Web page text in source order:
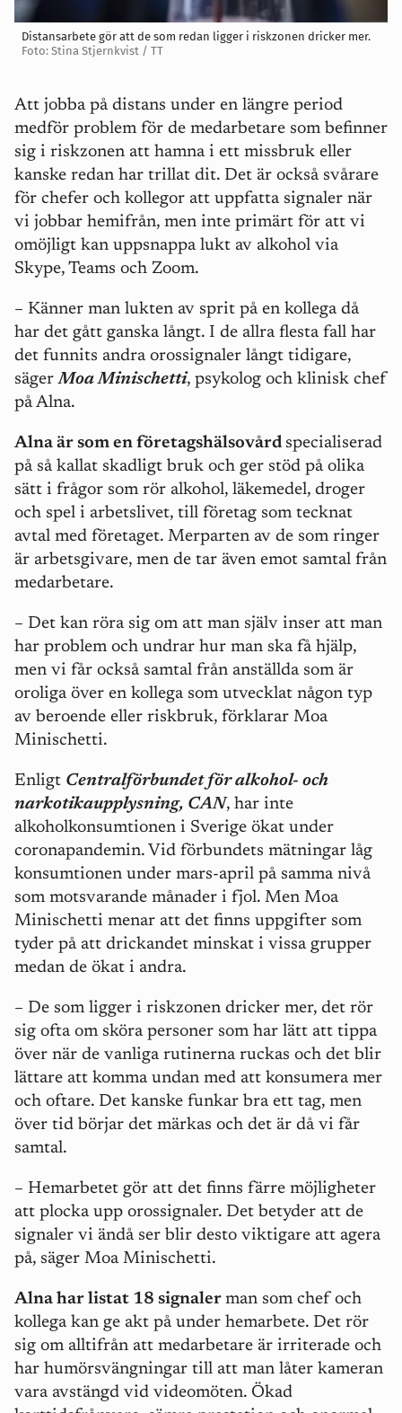
Distansarbete gör att de som redan ligger i riskzonen dricker mer.
Foto: Stina Stjernkvist / TT
Att jobba på distans under en längre period
medför problem för de medarbetare som befinner
sig i riskzonen att hamna i ett missbruk eller
kanske redan har trillat dit. Det är också svårare
för chefer och kollegor att uppfatta signaler när
vi jobbar hemifrån, men inte primärt för att vi
omöjligt kan uppsnappa lukt av alkohol via
Skype, Teams och Zoom.
– Känner man lukten av sprit på en kollega då
har det gått ganska långt. I de allra flesta fall har
det funnits andra orossignaler långt tidigare,
sägerMoa Minischetti, psykolog och klinisk chef
på Alna.
Alna är som en företagshälsovård specialiserad
på så kallat skadligt bruk och ger stöd på olika
sätt i frågor som rör alkohol, läkemedel, droger
och spel i arbetslivet, till företag som tecknat
avtal med företaget. Merparten av de som ringer
är arbetsgivare, men de tar även emot samtal från
medarbetare.
– Det kan röra sig om att man själv inser att man
har problem och undrar hur man ska få hjälp,
men vi får också samtal från anställda som är
oroliga över en kollega som utvecklat någon typ
av beroende eller riskbruk, förklarar Moa
Minischetti.
Enligt Centralförbundet för alkohol- och
narkotikaupplysning, CAN, har inte
alkoholkonsumtionen i Sverige ökat under
coronapandemin. Vid förbundets mätningar låg
konsumtionen under mars-april på samma nivå
som motsvarande månader i fjol. Men Moa
Minischetti menar att det finns uppgifter som
tyder på att drickandet minskat i vissa grupper
medan de ökat i andra.
– De som ligger i riskzonen dricker mer, det rör
sig ofta om sköra personer som har lätt att tippa
över när de vanliga rutinerna ruckas och det blir
lättare att komma undan med att konsumera mer
och oftare. Det kanske funkar bra ett tag, men
över tid börjar det märkas och det är då vi får
samtal.
– Hemarbetet gör att det finns färre möjligheter
att plocka upp orossignaler. Det betyder att de
signaler vi ändå ser blir desto viktigare att agera
på, säger Moa Minischetti.
Alna har listat 18 signaler man som chef och
kollega kan ge akt på under hemarbete. Det rör
sig om alltifrån att medarbetare är irriterade och
har humörsvängningar till att man låter kameran
vara avstängd vid videomöten. Ökad